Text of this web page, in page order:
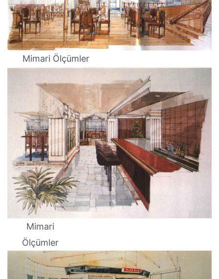
Mimari Ölçümler
Mimari
Ölçümler